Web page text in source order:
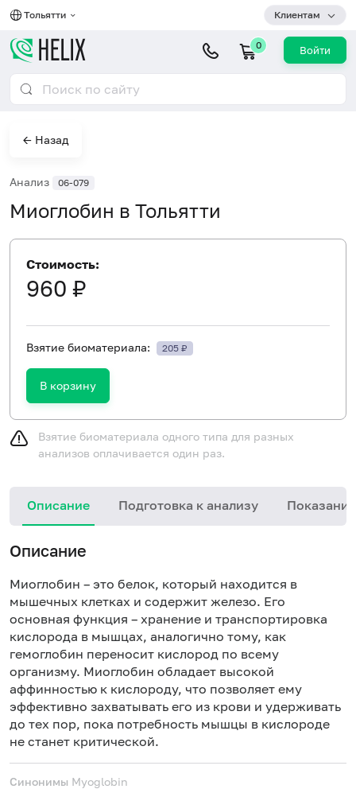
Тольятти Клиентам
0 Войти
← Назад
Анализ 06-079
Миоглобин в Тольятти
Стоимость:
960 ₽
Взятие биоматериала: 205 ₽
В корзину
Взятие биоматериала одного типа для разных
анализов оплачивается один раз.
Описание Подготовка к анализу
Описание
Миоглобин – это белок, который находится в
мышечных клетках и содержит железо. Его
основная функция – хранение и транспортировка
кислорода в мышцах, аналогично тому, как
гемоглобин переносит кислород по всему
организму. Миоглобин обладает высокой
аффинностью к кислороду, что позволяет ему
эффективно захватывать его из крови и удерживать
до тех пор, пока потребность мышцы в кислороде
не станет критической.
Синонимы Myoglobin